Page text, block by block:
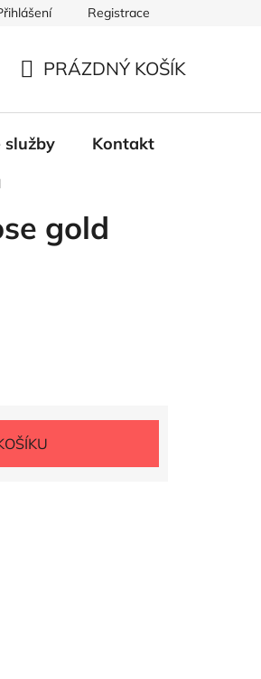
Registrace
KOŠÍK
PRÁZDNÝ KOŠÍK
služby Kontakt
gold